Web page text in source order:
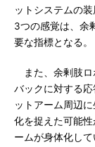
ットシステムの
3つの感覚は、余
要な指標となる。
また、余剰肢ロ
バックに対する
ットアーム周辺
化を捉えた可能
ームが身体化し